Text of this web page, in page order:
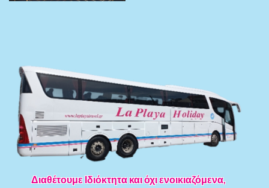
Διαθέτουμε Ιδιόκτητα και όχι ενοικιαζόμενα,